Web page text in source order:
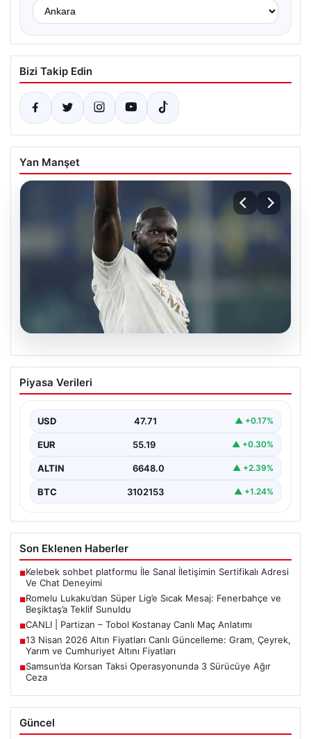
Bizi Takip Edin
Yan Manşet
Romelu Lukaku’dan Süper Lig’e Sıcak
Mesaj: Fenerbahçe ve Beşiktaş’a Teklif
Avrupa’nın önemli golcülerinden Romelu Lukaku’nun
çıkıyor.…
Piyasa Verileri
USD 47.71 ▲ +0.17%
EUR 55.19 ▲ +0.30%
ALTIN 6648.0 ▲ +2.39%
BTC 3102153 ▲ +1.24%
Son Eklenen Haberler
■Kelebek sohbet platformu İle Sanal İletişimin Sertifikalı Adresi
Ve Chat Deneyimi
■Romelu Lukaku’dan Süper Lig’e Sıcak Mesaj: Fenerbahçe ve
Beşiktaş’a Teklif Sunuldu
■CANLI | Partizan – Tobol Kostanay Canlı Maç Anlatımı
■13 Nisan 2026 Altın Fiyatları Canlı Güncelleme: Gram, Çeyrek,
Yarım ve Cumhuriyet Altını Fiyatları
■Samsun’da Korsan Taksi Operasyonunda 3 Sürücüye Ağır
Ceza
Güncel